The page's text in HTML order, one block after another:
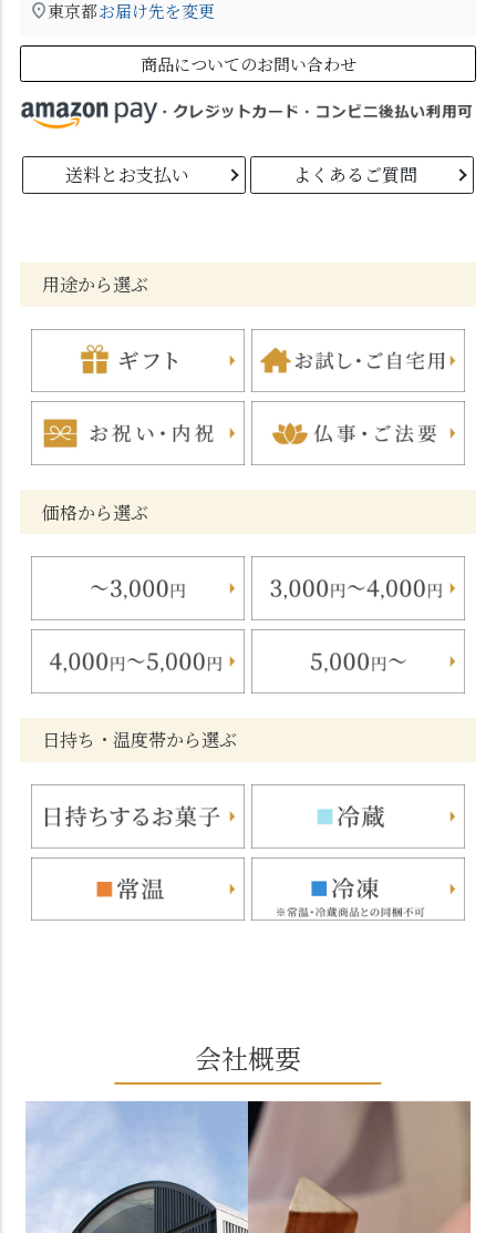
東京都お届け先を変更
商品についてのお問い合わせ
送料とお支払い よくあるご質問
用途から選ぶ
価格から選ぶ
日持ち・温度帯から選ぶ
会社概要